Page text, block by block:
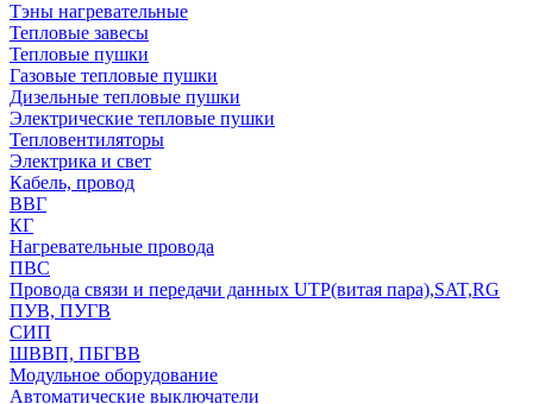
Тэны нагревательные
Тепловые завесы
Тепловые пушки
Газовые тепловые пушки
Дизельные тепловые пушки
Электрические тепловые пушки
Тепловентиляторы
Электрика и свет
Кабель, провод
ВВГ
КГ
Нагревательные провода
ПВС
Провода связи и передачи данных UTP(витая пара),SAT,RG
ПУВ, ПУГВ
СИП
ШВВП, ПБГВВ
Модульное оборудование
Автоматические выключатели